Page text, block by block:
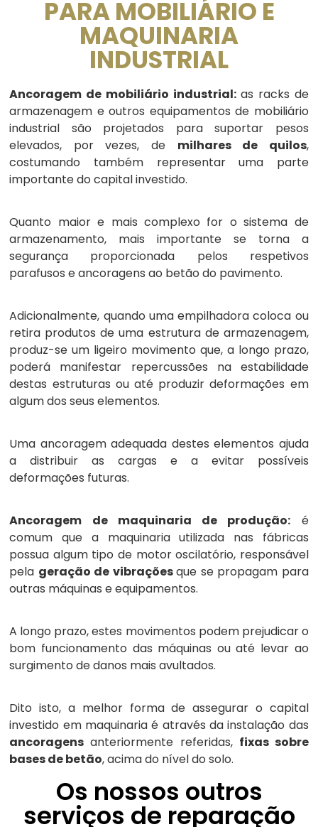
PARA MOBILIÁRIO E
MAQUINARIA
INDUSTRIAL
Ancoragem de mobiliário industrial:as racks de
armazenagem e outros equipamentos de mobiliário
industrial são projetados para suportar pesos
elevados, por vezes, de milhares de quilos,
costumando também representar uma parte
importante do capital investido.
Quanto maior e mais complexo for o sistema de
armazenamento, mais importante se torna a
segurança proporcionada pelos respetivos
parafusos e ancoragens ao betão do pavimento.
Adicionalmente, quando uma empilhadora coloca ou
retira produtos de uma estrutura de armazenagem,
produz-se um ligeiro movimento que, a longo prazo,
poderá manifestar repercussões na estabilidade
destas estruturas ou até produzir deformações em
algum dos seus elementos.
Uma ancoragem adequada destes elementos ajuda
a distribuir as cargas e a evitar possíveis
deformações futuras.
Ancoragem de maquinaria de produção: é
comum que a maquinaria utilizada nas fábricas
possua algum tipo de motor oscilatório, responsável
pela geração de vibraçõesque se propagam para
outras máquinas e equipamentos.
A longo prazo, estes movimentos podem prejudicar o
bom funcionamento das máquinas ou até levar ao
surgimento de danos mais avultados.
Dito isto, a melhor forma de assegurar o capital
investido em maquinaria é através da instalação das
ancoragens anteriormente referidas, fixas sobre
bases de betão, acima do nível do solo.
Os nossos outros
serviços de reparação